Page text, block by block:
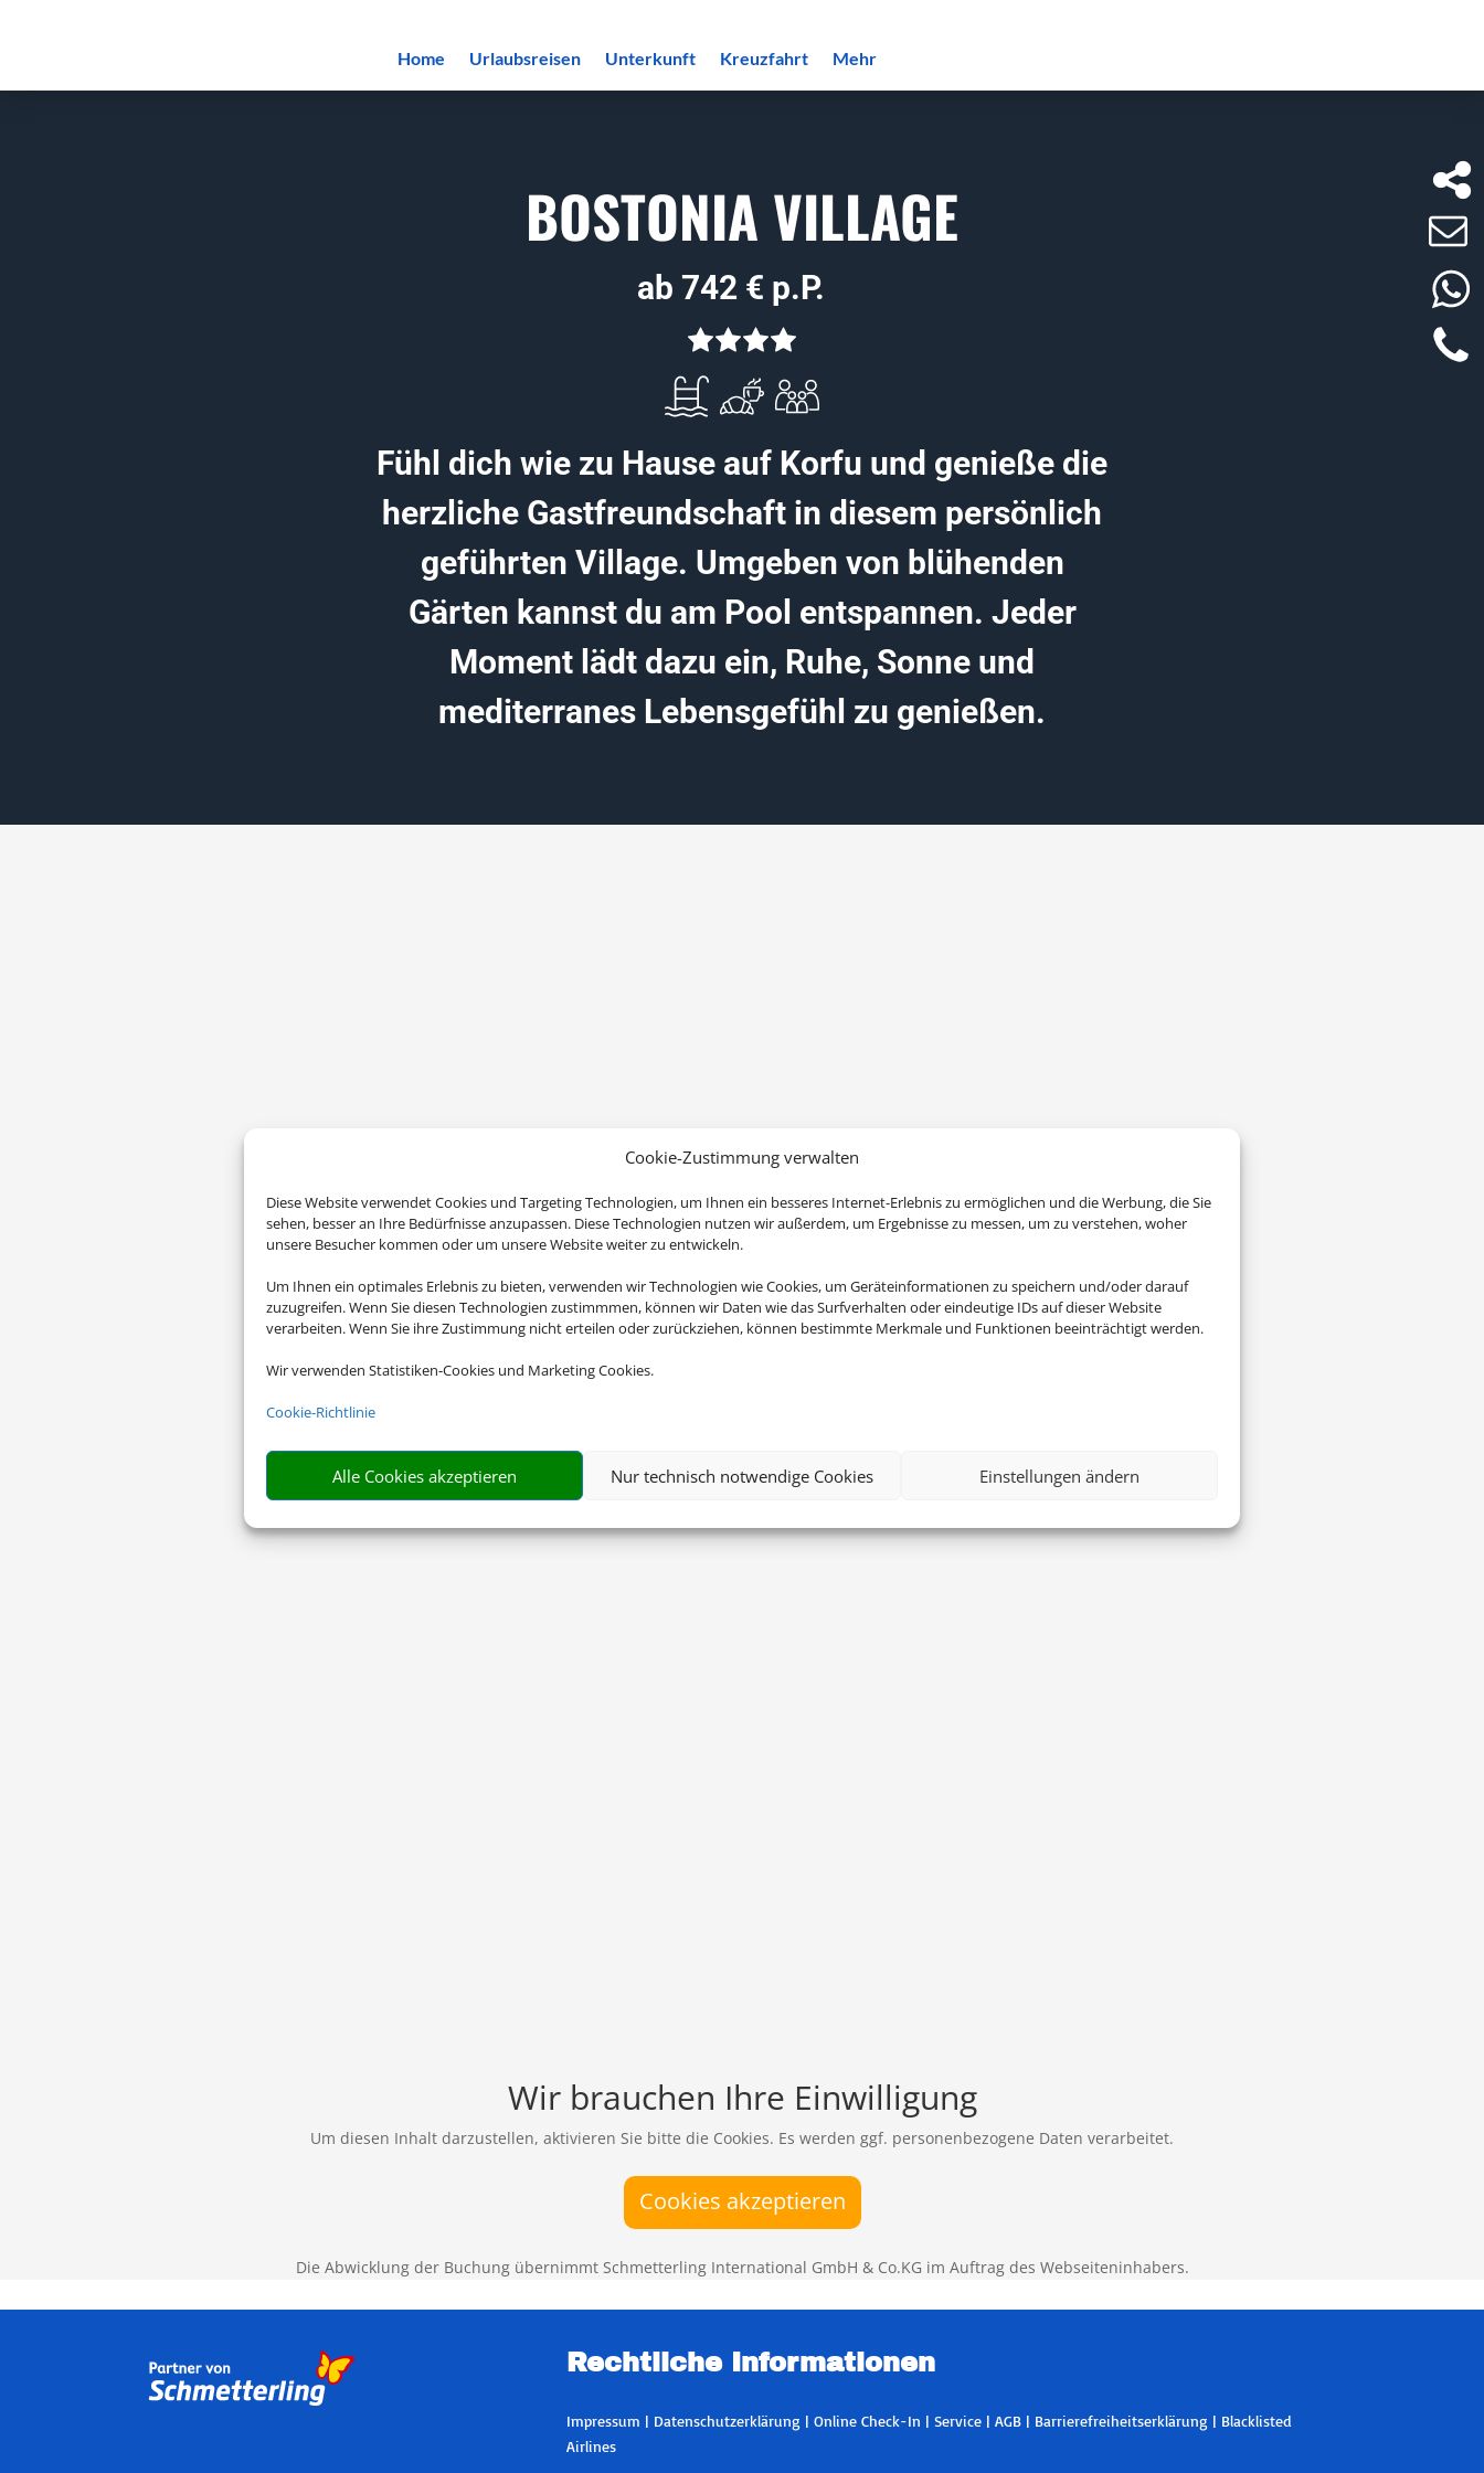
Cookie-Zustimmung verwalten
Diese Website verwendet Cookies und Targeting Technologien, um Ihnen ein besseres Internet-Erlebnis zu ermöglichen und die Werbung, die Sie
sehen, besser an Ihre Bedürfnisse anzupassen. Diese Technologien nutzen wir außerdem, um Ergebnisse zu messen, um zu verstehen, woher
unsere Besucher kommen oder um unsere Website weiter zu entwickeln.
Um Ihnen ein optimales Erlebnis zu bieten, verwenden wir Technologien wie Cookies, um Geräteinformationen zu speichern und/oder darauf
zuzugreifen. Wenn Sie diesen Technologien zustimmmen, können wir Daten wie das Surfverhalten oder eindeutige IDs auf dieser Website
verarbeiten. Wenn Sie ihre Zustimmung nicht erteilen oder zurückziehen, können bestimmte Merkmale und Funktionen beeinträchtigt werden.
Wir verwenden Statistiken-Cookies und Marketing Cookies.
Cookie-Richtlinie
Alle Cookies akzeptieren Nur technisch notwendige Cookies Einstellungen ändern
Home Urlaubsreisen Unterkunft Kreuzfahrt Mehr
BOSTONIA VILLAGE
ab 742 € p.P.
Fühl dich wie zu Hause auf Korfu und genieße die
herzliche Gastfreundschaft in diesem persönlich
geführten Village. Umgeben von blühenden
Gärten kannst du am Pool entspannen. Jeder
Moment lädt dazu ein, Ruhe, Sonne und
mediterranes Lebensgefühl zu genießen.
Wir brauchen Ihre Einwilligung
Um diesen Inhalt darzustellen, aktivieren Sie bitte die Cookies. Es werden ggf. personenbezogene Daten verarbeitet.
Cookies akzeptieren
Die Abwicklung der Buchung übernimmt Schmetterling International GmbH & Co.KG im Auftrag des Webseiteninhabers.
Rechtliche Informationen
Impressum | Datenschutzerklärung | Online Check-In | Service| AGB| Barrierefreiheitserklärung | Blacklisted
Airlines